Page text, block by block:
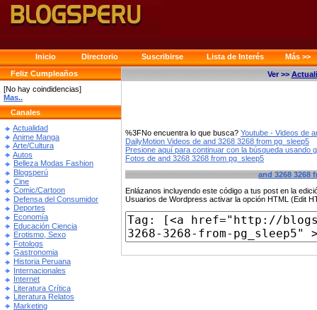
Inicio Directorio Suscribirse Lista de Interés
Más >>
Feliz Cumpleaños
[No hay coindidencias]
Mas..
Canales
Actualidad
Anime Manga
Arte/Cultura
Autos
Belleza Modas Fashion
Blogsperú
Cine
Comic/Cartoon
Defensa del Consumidor
Deportes
Economía
Educación Ciencia
Erotismo, Sexo
Fotologs
Gastronomia
Historia Peruana
Internacionales
Internet
Literatura Crítica
Literatura Relatos
Marketing
Ver >>
%3FNo encuentra lo que busca? Youtube - Videos de
DailyMotion Videos de and 3268 3268 from pg_sleep5
Presione aquí para continuar con la búsqueda usando
Fotos de and 3268 3268 from pg_sleep5
and 3268 3268
Enlázanos incluyendo este código a tus post en la
Usuarios de Wordpress activar la opción HTML (Edit